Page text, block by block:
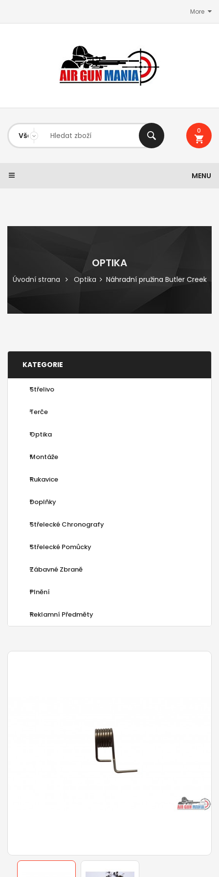
More
0
MENU
OPTIKA
Úvodní strana Optika Náhradní pružina Butler Creek
KATEGORIE
Střelivo
Terče
Optika
Montáže
Rukavice
Doplňky
Střelecké Chronografy
Střelecké Pomůcky
Zábavné Zbraně
Plnění
Reklamní Předměty